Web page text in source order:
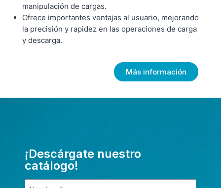
manipulación de cargas.
Ofrece importantes ventajas al usuario, mejorando
la precisión y rapidez en las operaciones de carga
y descarga.
Más información
¡Descárgate nuestro
catálogo!